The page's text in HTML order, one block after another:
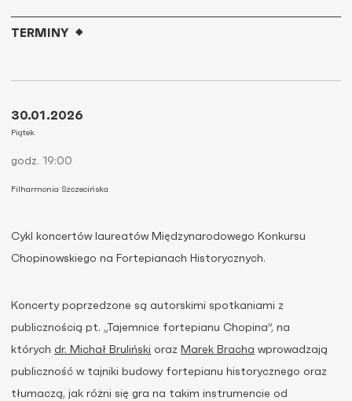
Cykl koncertów laureatów Międzynarodowego Konkursu
Chopinowskiego na Fortepianach Historycznych.
Koncerty poprzedzone są autorskimi spotkaniami z
publicznością pt. „Tajemnice fortepianu Chopina”, na
których dr. Michał Bruliński oraz Marek Bracha wprowadzają
publiczność w tajniki budowy fortepianu historycznego oraz
tłumaczą, jak różni się gra na takim instrumencie od
TERMINY
30.01.2026
Piątek
godz. 19:00
Filharmonia Szczecińska